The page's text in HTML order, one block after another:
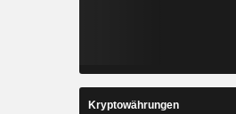
Kryptowährungen